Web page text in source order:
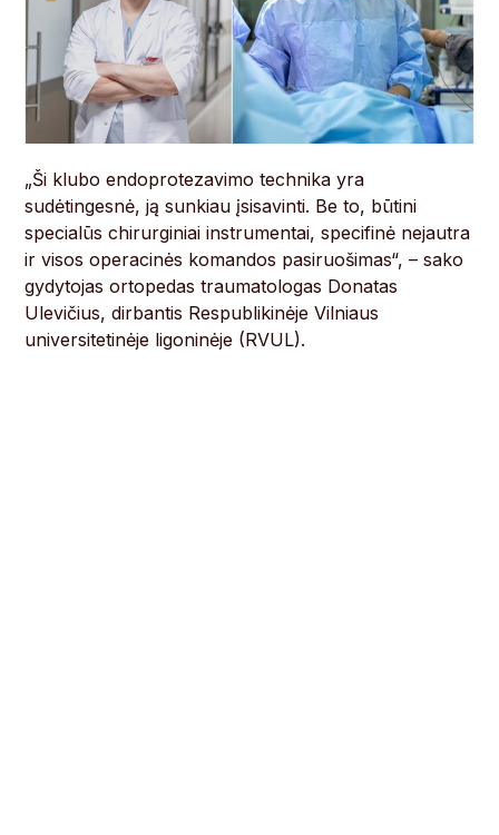
„Ši klubo endoprotezavimo technika yra
sudėtingesnė, ją sunkiau įsisavinti. Be to, būtini
specialūs chirurginiai instrumentai, specifinė nejautra
ir visos operacinės komandos pasiruošimas“, – sako
gydytojas ortopedas traumatologas Donatas
Ulevičius, dirbantis Respublikinėje Vilniaus
universitetinėje ligoninėje (RVUL).